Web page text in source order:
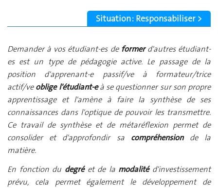
Situation : Responsabiliser >
Demander à vos étudiant-es de formerd'autres étudiant-
es est un type de pédagogie active. Le passage de la
position d'apprenant-e passif/ve à formateur/trice
actif/veoblige l'étudiant-eà se questionner sur son propre
apprentissage et l'amène à faire la synthèse de ses
connaissances dans l'optique de pouvoir les transmettre.
Ce travail de synthèse et de métaréflexion permet de
consolider et d'approfondir sa compréhension de la
matière.
En fonction du degré et de la modalité d'investissement
prévu, cela permet également le développement de